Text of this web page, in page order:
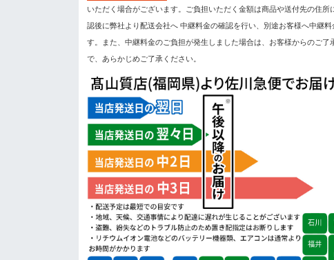
いただく場合がございます。ご負担いただく金額は商品や送付先の住所
認後に弊社より配送会社へ 中継料金の確認を行い、別途お客様へ中継
す。また、中継料金のご負担が発生しました場合は、お客様からのご了
で、あらかじめご了承ください。